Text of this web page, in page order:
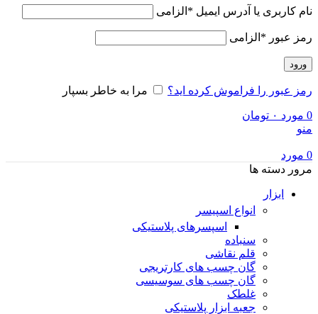
نام کاربری یا آدرس ایمیل * الزامی
رمز عبور * الزامی
ورود
رمز عبور را فراموش کرده اید؟ مرا به خاطر بسپار
0 مورد ۰ تومان
منو
0 مورد
مرور دسته ها
ابزار
انواع اسپیسر
اسپسرهای پلاستیکی
سنباده
قلم نقاشی
گان چسب های کارتریجی
گان چسب های سوسیسی
غلطک
جعبه ابزار پلاستیکی